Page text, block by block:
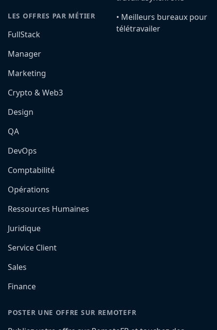
LES OFFRES PAR MÉTIER
FullStack
Manager
Marketing
Crypto & Web3
Design
QA
DevOps
Comptabilité
Opérations
Ressources Humaines
Juridique
Service Client
Sales
Finance
•️ Meilleurs bureaux pour
télétravailer
POSTER UNE OFFRE SUR REMOTEFR